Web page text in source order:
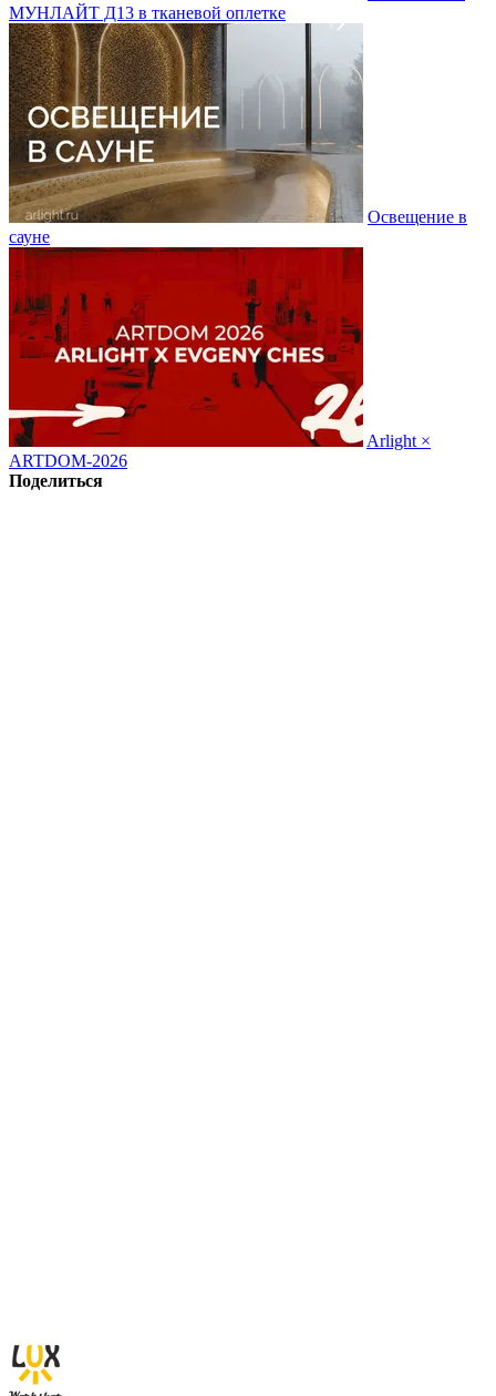
МУНЛАЙТ Д13 в тканевой оплетке
Освещение в
сауне
Arlight ×
ARTDOM-2026
Поделиться